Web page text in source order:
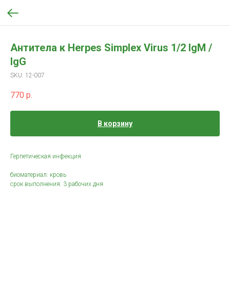
Антитела к Herpes Simplex Virus 1/2 IgM /
IgG
SKU: 12-007
770 р.
В корзину
Герпетическая инфекция
биоматериал: кровь
срок выполнения: 3 рабочих дня